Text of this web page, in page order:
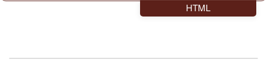
HTML